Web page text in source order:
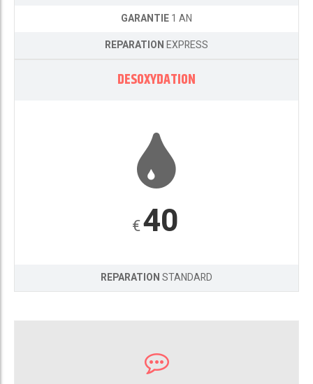
GARANTIE1 AN
REPARATIONEXPRESS
DESOXYDATION
€40
REPARATIONSTANDARD